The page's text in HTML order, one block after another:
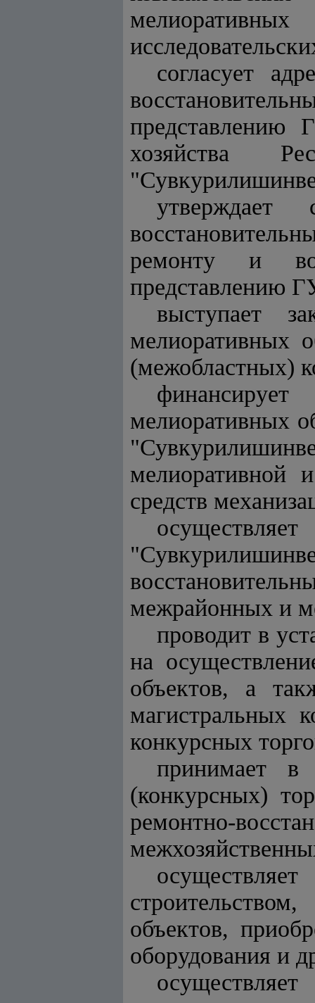
согласует
представлению
хозяйства
ремонту и
представлению
выступает
мелиоративных
(межобластных)
мелиоративных
мелиоративной
средств
межрайонных и
проводит в
на
объектов, а
магистральных
конкурсных
принимает в
(конкурсных)
ремонтно-
объектов,
оборудования и